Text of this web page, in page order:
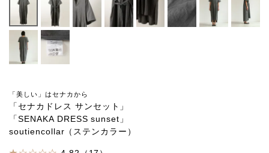
「美しい」はセナカから
「セナカドレス サンセット」
「SENAKA DRESS sunset」
soutiencollar（ステンカラー）